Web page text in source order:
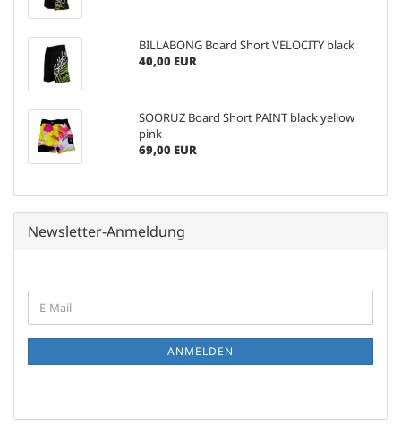
BILLABONG Board Short VELOCITY black
40,00 EUR
SOORUZ Board Short PAINT black yellow
pink
69,00 EUR
Newsletter-Anmeldung
ZUR
NEWSLETTER-
E-
Mail
ANMELDEN